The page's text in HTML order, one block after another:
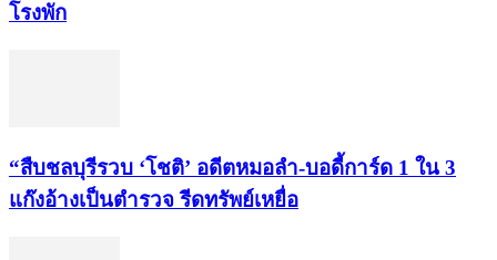
โรงพัก
“สืบชลบุรีรวบ ‘โชติ’ อดีตหมอลำ-บอดี้การ์ด 1 ใน 3
แก๊งอ้างเป็นตำรวจ รีดทรัพย์เหยื่อ